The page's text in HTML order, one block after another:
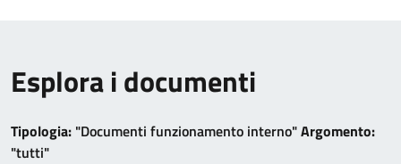
Esplora i documenti
Tipologia: "Documenti funzionamento interno"Argomento:
"tutti"